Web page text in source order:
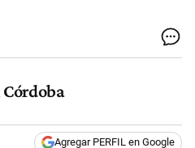
Agregar PERFIL en Google